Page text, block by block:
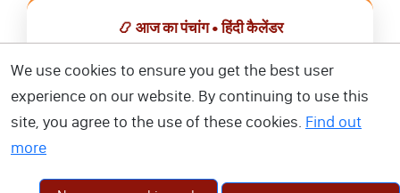
📿 आज का पंचांग • हिंदी कैलेंडर
📅 हिंदी कैलेंडर ऐप डाउनलोड करें
We use cookies to ensure you get the best user
experience on our website. By continuing to use this
site, you agree to the use of these cookies. Find out
more